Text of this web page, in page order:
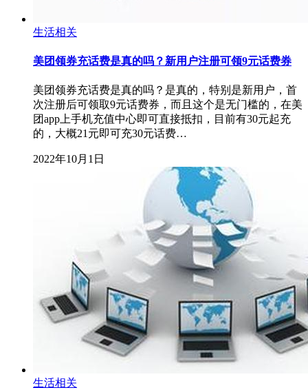
生活相关
美团领券充话费是真的吗？新用户注册可领9元话费券
美团领券充话费是真的吗？是真的，特别是新用户，首
次注册后可领取9元话费券，而且这个是无门槛的，在美
团app上手机充值中心即可直接抵扣，目前有30元起充
的，大概21元即可充30元话费…
2022年10月1日
生活相关